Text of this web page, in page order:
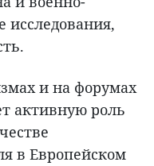
и на форумах
активную роль
в Европейском